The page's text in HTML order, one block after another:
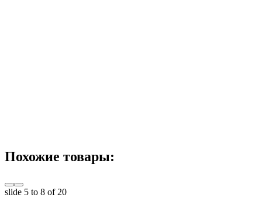
Похожие товары:
slide 5 to 8 of 20